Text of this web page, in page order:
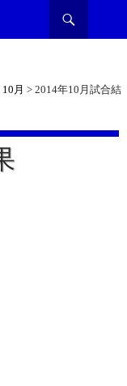
10月 > 2014年10月試合結